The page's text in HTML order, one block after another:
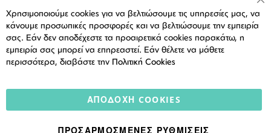
Χρησιμοποιούμε cookies για να βελτιώσουμε τις υπηρεσίες μας, να
κάνουμε προσωπικές προσφορές και να βελτιώσουμε την εμπειρία
σας. Εάν δεν αποδέχεστε τα προαιρετικά cookies παρακάτω, η
εμπειρία σας μπορεί να επηρεαστεί. Εάν θέλετε να μάθετε
περισσότερα, διαβάστε την Πολιτική Cookies
ΑΠΟΔΟΧΉ COOKIES
ΠΡΟΣΑΡΜΟΣΜΈΝΕΣ ΡΥΘΜΊΣΕΙΣ